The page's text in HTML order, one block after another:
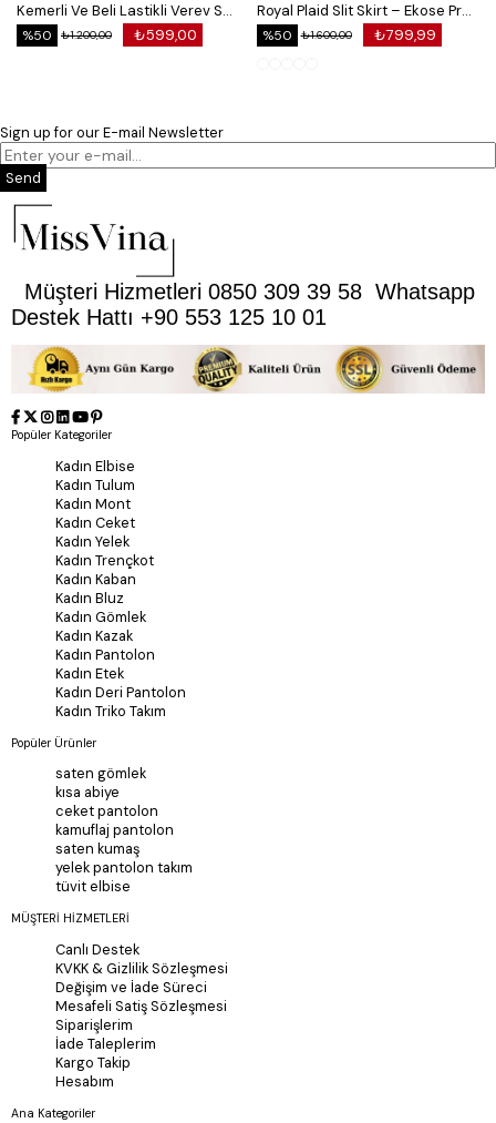
Kemerli Ve Beli Lastikli Verev Saten Etek 6791
₺599,00
₺1.200,00
%50
Royal Plaid Slit Skirt – Ekose Premium Long Skirt 6831
₺799,99
₺1.600,00
%50
Sign up for our E-mail Newsletter
Send
Müşteri Hizmetleri 0850 309 39 58 Whatsapp
Destek Hattı +90 553 125 10 01
Popüler Kategoriler
Kadın Elbise
Kadın Tulum
Kadın Mont
Kadın Ceket
Kadın Yelek
Kadın Trençkot
Kadın Kaban
Kadın Bluz
Kadın Gömlek
Kadın Kazak
Kadın Pantolon
Kadın Etek
Kadın Deri Pantolon
Kadın Triko Takım
Popüler Ürünler
saten gömlek
kısa abiye
ceket pantolon
kamuflaj pantolon
saten kumaş
yelek pantolon takım
tüvit elbise
MÜŞTERİ HİZMETLERİ
Canlı Destek
KVKK & Gizlilik Sözleşmesi
Değişim ve İade Süreci
Mesafeli Satiş Sözleşmesi
Siparişlerim
İade Taleplerim
Kargo Takip
Hesabım
Ana Kategoriler